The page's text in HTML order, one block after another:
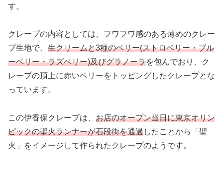
す。
クレープの内容としては、フワフワ感のある薄めのクレー
プ生地で、 生クリームと3種のベリー(ストロベリー・ブル
ーベリー・ラズベリー)及びグラノーラを包んでおり、ク
レープの頂上に赤いベリーをトッピングしたクレープとな
っています。
この伊香保クレープは、 お店のオープン当日に東京オリン
ピックの聖火ランナーが石段街を通過したことから「聖
火」をイメージして作られたクレープのようです。